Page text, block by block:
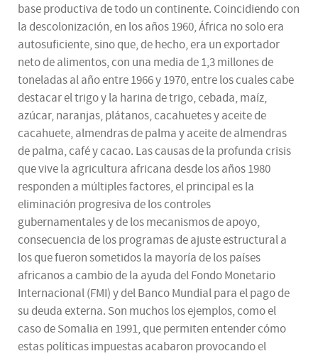
base productiva de todo un continente. Coincidiendo con
la descolonización, en los años 1960, África no solo era
autosuficiente, sino que, de hecho, era un exportador
neto de alimentos, con una media de 1,3 millones de
toneladas al año entre 1966 y 1970, entre los cuales cabe
destacar el trigo y la harina de trigo, cebada, maíz,
azúcar, naranjas, plátanos, cacahuetes y aceite de
cacahuete, almendras de palma y aceite de almendras
de palma, café y cacao. Las causas de la profunda crisis
que vive la agricultura africana desde los años 1980
responden a múltiples factores, el principal es la
eliminación progresiva de los controles
gubernamentales y de los mecanismos de apoyo,
consecuencia de los programas de ajuste estructural a
los que fueron sometidos la mayoría de los países
africanos a cambio de la ayuda del Fondo Monetario
Internacional (FMI) y del Banco Mundial para el pago de
su deuda externa. Son muchos los ejemplos, como el
caso de Somalia en 1991, que permiten entender cómo
estas políticas impuestas acabaron provocando el